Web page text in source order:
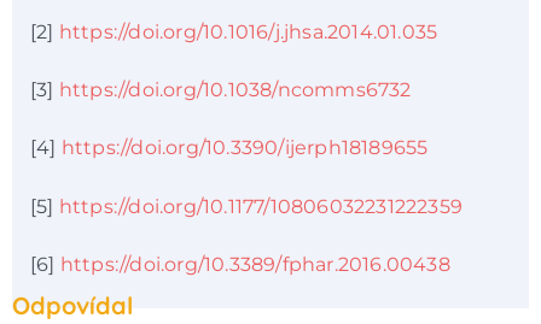
[2] https://doi.org/10.1016/j.jhsa.2014.01.035
[3] https://doi.org/10.1038/ncomms6732
[4] https://doi.org/10.3390/ijerph18189655
[5] https://doi.org/10.1177/10806032231222359
[6] https://doi.org/10.3389/fphar.2016.00438
Odpovídal